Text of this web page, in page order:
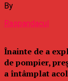
By
Raspandacul
Înainte de a
de pompier,
a întâmplat